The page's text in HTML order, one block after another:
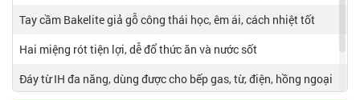
Tay cầm Bakelite giả gỗ công thái học, êm ái, cách nhiệt tốt
Hai miệng rót tiện lợi, dễ đổ thức ăn và nước sốt
Đáy từ IH đa năng, dùng được cho bếp gas, từ, điện, hồng ngoại